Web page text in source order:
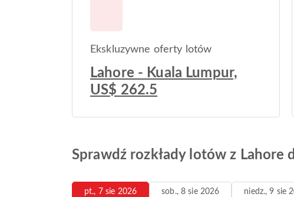
Ekskluzywne oferty lotów
Lahore - Kuala Lumpur,
US$ 262.5
Sprawdź rozkłady lotów z Lahore
pt., 7 sie 2026 sob., 8 sie 2026 niedz., 9 sie